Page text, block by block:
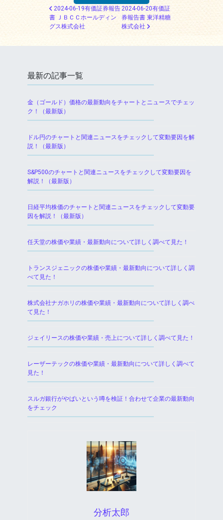
投稿ナビゲーション
2024-06-19有価証券報告
書 ＪＢＣＣホールディン
グス株式会社
2024-06-20有価証
券報告書 東洋精糖
株式会社
最新の記事一覧
金（ゴールド）価格の最新動向をチャートとニュースでチェッ
ク！（最新版）
ドル円のチャートと関連ニュースをチェックして変動要因を解
説！（最新版）
S&P500のチャートと関連ニュースをチェックして変動要因を
解説！（最新版）
日経平均株価のチャートと関連ニュースをチェックして変動要
因を解説！（最新版）
任天堂の株価や業績・最新動向について詳しく調べて見た！
トランスジェニックの株価や業績・最新動向について詳しく調
べて見た！
株式会社ナガホリの株価や業績・最新動向について詳しく調べ
て見た！
ジェイリースの株価や業績・売上について詳しく調べて見た！
レーザーテックの株価や業績・最新動向について詳しく調べて
見た！
スルガ銀行がやばいという噂を検証！合わせて企業の最新動向
をチェック
分析太郎